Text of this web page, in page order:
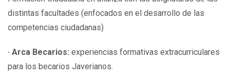
distintas facultades (enfocados en el desarrollo de las
competencias ciudadanas)
· Arca Becarios: experiencias formativas extracurriculares
para los becarios Javerianos.